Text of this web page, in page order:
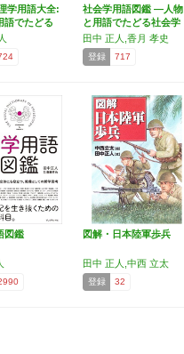
学用語大全:
語でたどる
社会学用語図鑑 ―人物
と用語でたどる社会学
の…
田中 正人,香月 孝史
登録 717
図鑑 図解・日本陸軍歩兵
田中 正人,中西 立太
登録 32